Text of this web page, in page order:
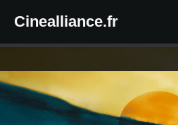
Cinealliance.fr